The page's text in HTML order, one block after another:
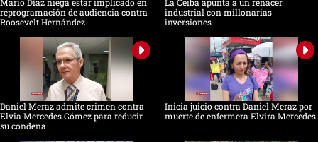
Mario Díaz niega estar implicado en
reprogramación de audiencia contra
Roosevelt Hernández
La Ceiba apunta a un renacer
industrial con millonarias
inversiones
Daniel Meraz admite crimen contra
Elvia Mercedes Gómez para reducir
su condena
Inicia juicio contra Daniel Meraz por
muerte de enfermera Elvira Mercedes